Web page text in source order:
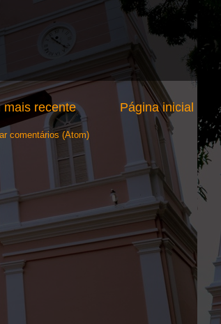
mais recente Página inicial
comentários (Atom)